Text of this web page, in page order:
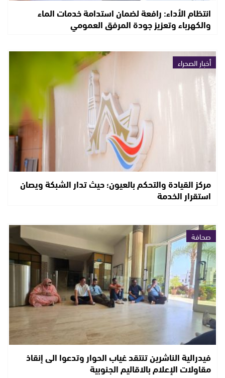
انتظام الأداء: رافعة لضمان استدامة خدمات الماء
والكهرباء وتعزيز جودة المرفق العمومي
أخبار الصحراء
مركز القيادة والتحكم بالعيون؛ حيث تدار الشبكة ويصان
استقرار الخدمة
صحافة
فيدرالية الناشرين تنتقد غياب الحوار وتدعوا الى إنقاذ
مقاولات الإعلام بالاقاليم الجنوبية